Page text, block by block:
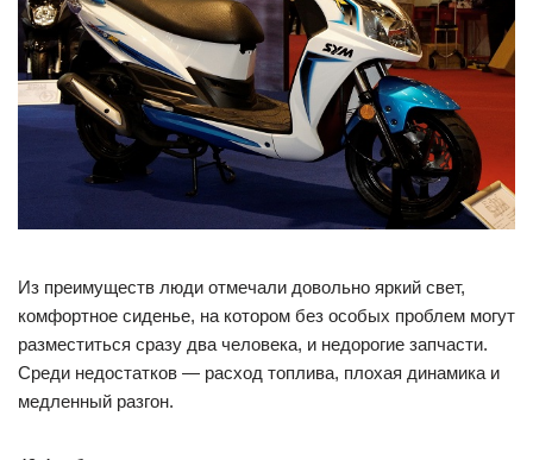
Из преимуществ люди отмечали довольно яркий свет,
комфортное сиденье, на котором без особых проблем могут
разместиться сразу два человека, и недорогие запчасти.
Среди недостатков — расход топлива, плохая динамика и
медленный разгон.